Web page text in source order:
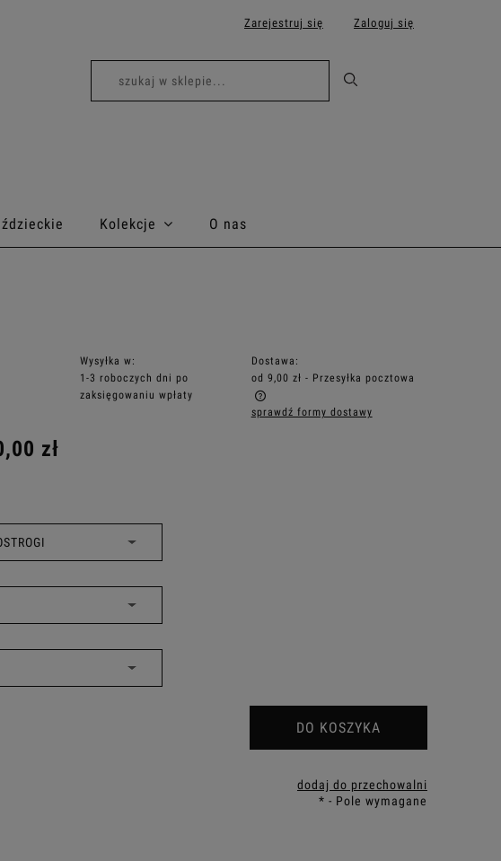
Zarejestruj się Zaloguj się
Kolekcje O nas
Wysyłka w:
1-3 roboczych dni po
zaksięgowaniu wpłaty
Dostawa:
od 9,00 zł - Przesyłka pocztowa
płatności
sprawdź formy dostawy
zł
DO KOSZYKA
dodaj do przechowalni
* - Pole wymagane